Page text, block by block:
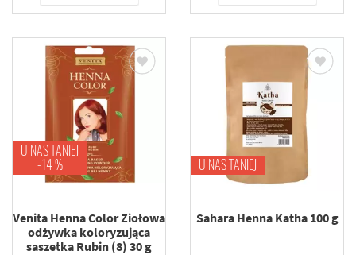
U NAS TANIEJ
-14 %
Venita Henna Color Ziołowa
odżywka koloryzująca
saszetka Rubin (8) 30 g
U NAS TANIEJ
Sahara Henna Katha 100 g